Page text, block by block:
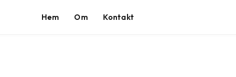
Hem Om Kontakt